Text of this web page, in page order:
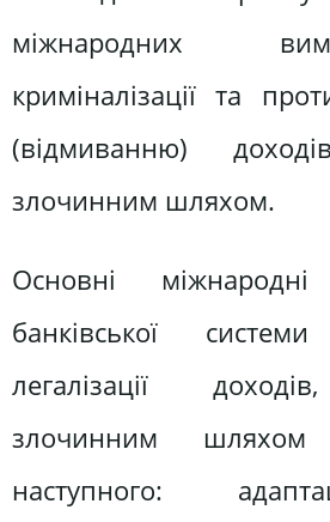
міжнародних
криміналізації та
(відмиванню)
злочинним шляхом.
Основні
банківської
легалізації
злочинним
наступного: